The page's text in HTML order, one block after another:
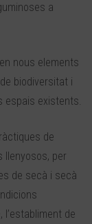
a
nous elements
biodiversitat i
espais existents.
de
llenyosos, per
de secà i secà
de